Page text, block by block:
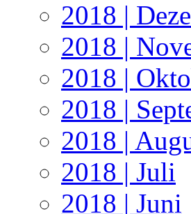
2018 |
2018 |
2018 |
2018 |
2018 |
2018 | Juli
2018 | Juni